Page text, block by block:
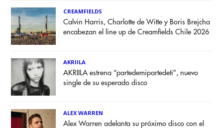
CREAMFIELDS
Calvin Harris, Charlotte de Witte y Boris Brejcha
encabezan el line up de Creamfields Chile 2026
AKRIILA
AKRIILA estrena “partedemipartedeti”, nuevo
single de su esperado disco
ALEX WARREN
Alex Warren adelanta su próximo disco con el